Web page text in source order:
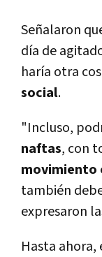
Señalaron
dí­a de
harí­a otra
social.
"Incluso,
naftas, con
movimiento
también
expresaron
Hasta ahora,